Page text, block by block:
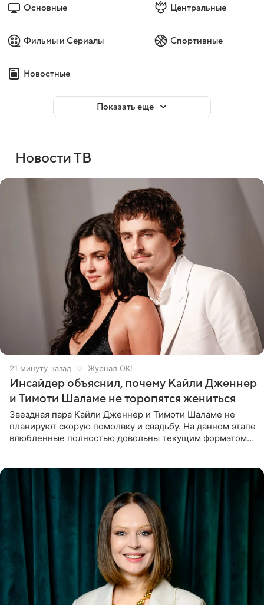
Основные Центральные
Фильмы и Сериалы Спортивные
Новостные
Показать еще
Новости ТВ
21 минуту назад Журнал OK!
Инсайдер объяснил, почему Кайли Дженнер
и Тимоти Шаламе не торопятся жениться
Звездная пара Кайли Дженнер и Тимоти Шаламе не
планируют скорую помолвку и свадьбу. На данном этапе
влюбленные полностью довольны текущим форматом